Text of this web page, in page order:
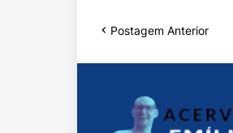
Postagem Anterior